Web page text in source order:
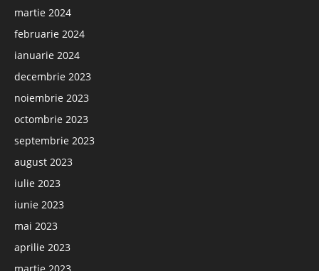
martie 2024
februarie 2024
ianuarie 2024
decembrie 2023
noiembrie 2023
octombrie 2023
septembrie 2023
august 2023
iulie 2023
iunie 2023
mai 2023
aprilie 2023